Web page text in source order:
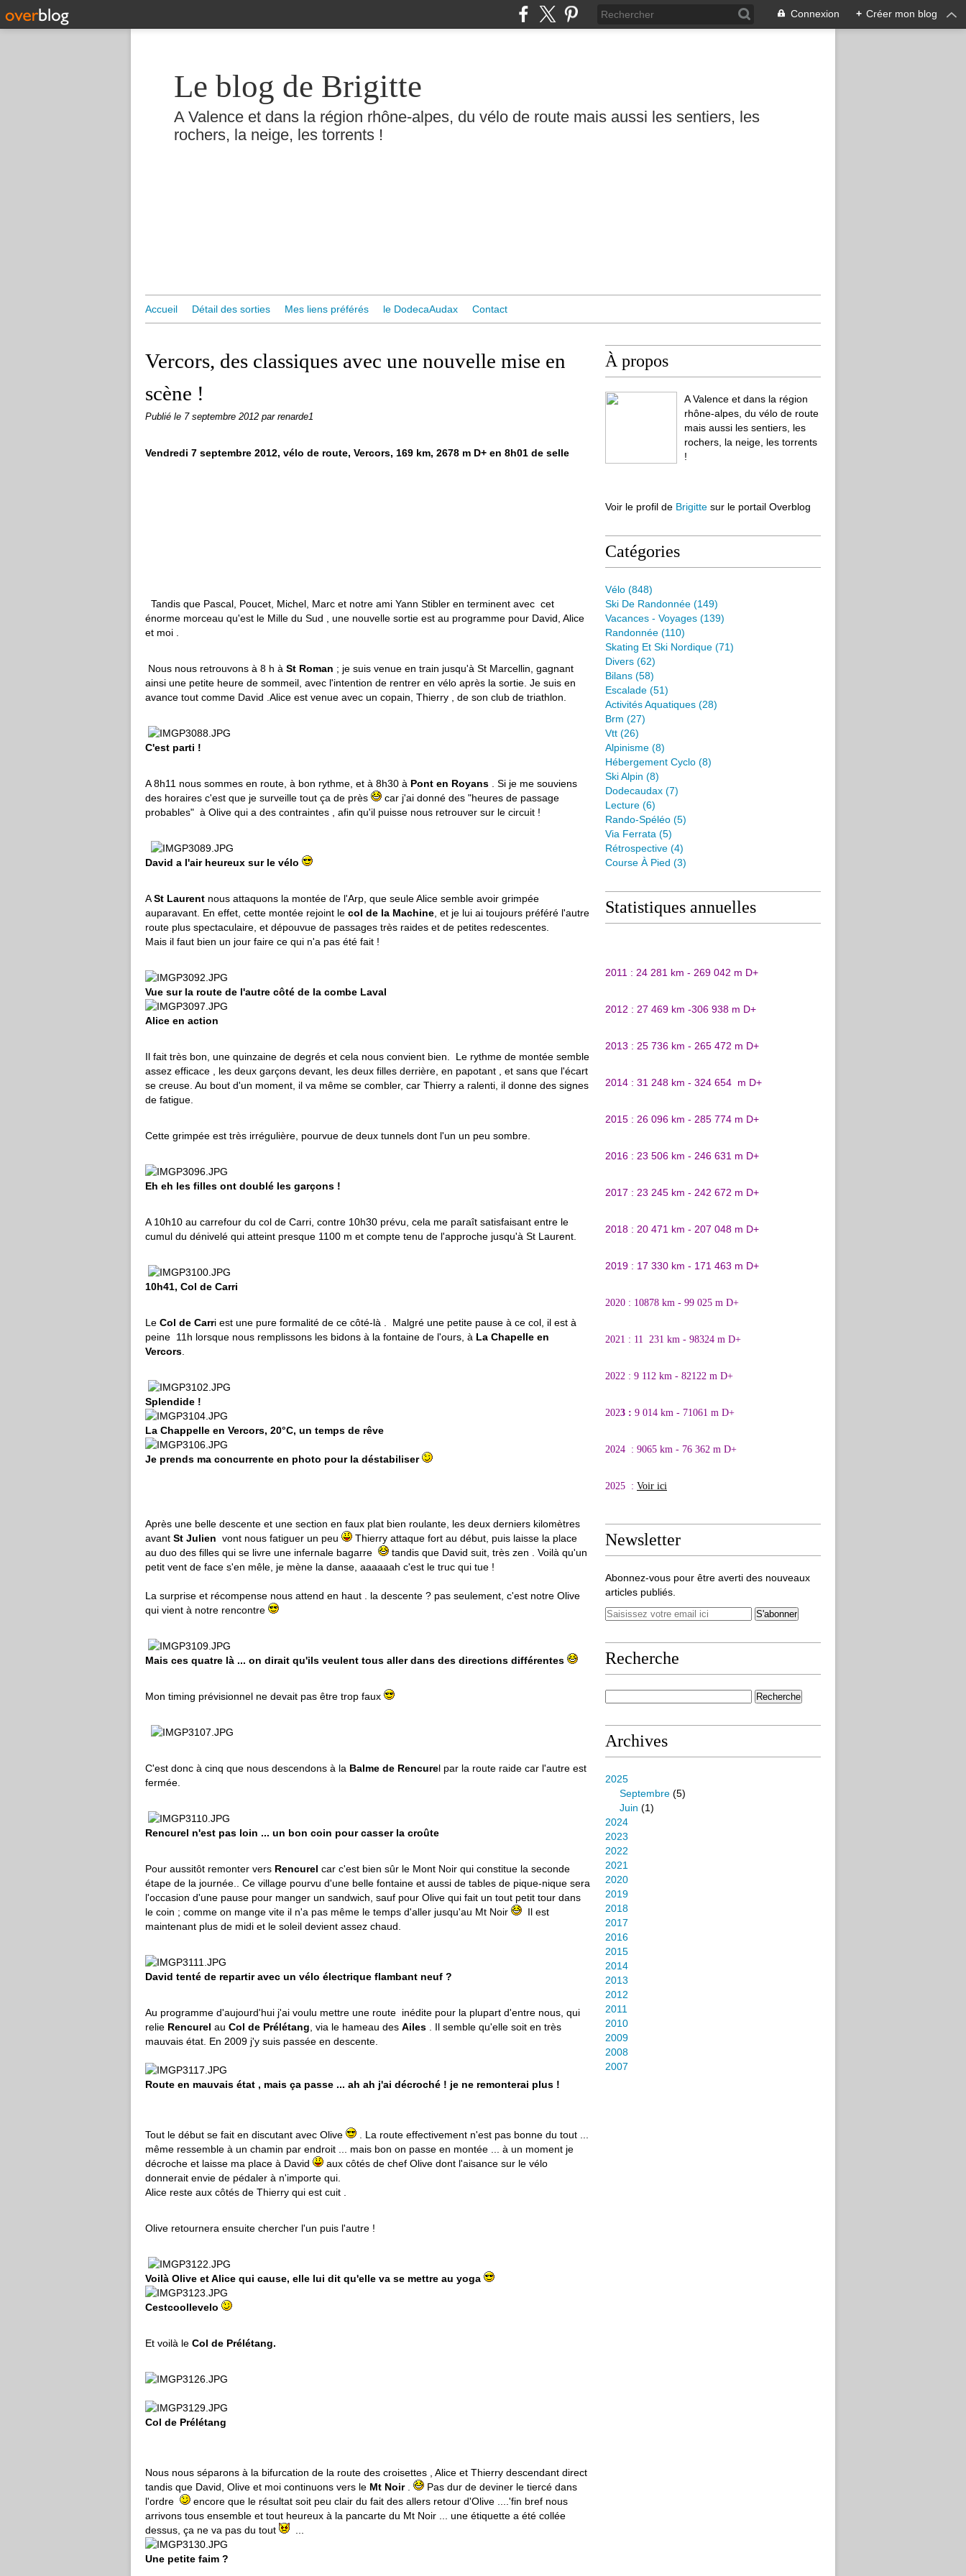
Connexion + Créer mon blog
Le blog de Brigitte
A Valence et dans la région rhône-alpes, du vélo de route mais aussi les sentiers, les
rochers, la neige, les torrents !
Accueil Détail des sorties Mes liens préférés le DodecaAudax Contact
Vercors, des classiques avec une nouvelle mise en
scène !
Publié le 7 septembre 2012 par renarde1
Vendredi 7 septembre 2012, vélo de route, Vercors, 169 km, 2678 m D+ en 8h01 de selle
Tandis que Pascal, Poucet, Michel, Marc et notre ami Yann Stibler en terminent avec cet
énorme morceau qu'est le Mille du Sud , une nouvelle sortie est au programme pour David, Alice
et moi .
Nous nous retrouvons à 8 h à St Roman ; je suis venue en train jusqu'à St Marcellin, gagnant
ainsi une petite heure de sommeil, avec l'intention de rentrer en vélo après la sortie. Je suis en
avance tout comme David .Alice est venue avec un copain, Thierry , de son club de triathlon.
C'est parti !
A 8h11 nous sommes en route, à bon rythme, et à 8h30 à Pont en Royans
. Si je me souviens
des horaires c'est que je surveille tout ça de près
car j'ai donné des "heures de passage
probables" à Olive qui a des contraintes , afin qu'il puisse nous retrouver sur le circuit !
David a l'air heureux sur le vélo
ASt Laurent nous attaquons la montée de l'Arp, que seule Alice semble avoir grimpée
auparavant. En effet, cette montée rejoint le col de la Machine , et je lui ai toujours préféré l'autre
route plus spectaculaire, et dépouvue de passages très raides et de petites redescentes.
Mais il faut bien un jour faire ce qui n'a pas été fait !
Vue sur la route de l'autre côté de la combe Laval
Alice en action
Il fait très bon, une quinzaine de degrés et cela nous convient bien. Le rythme de montée semble
assez efficace , les deux garçons devant, les deux filles derrière, en papotant , et sans que l'écart
se creuse. Au bout d'un moment, il va même se combler, car Thierry a ralenti, il donne des signes
de fatigue.
Cette grimpée est très irrégulière, pourvue de deux tunnels dont l'un un peu sombre.
Eh eh les filles ont doublé les garçons !
A 10h10 au carrefour du col de Carri, contre 10h30 prévu, cela me paraît satisfaisant entre le
cumul du dénivelé qui atteint presque 1100 m et compte tenu de l'approche jusqu'à St Laurent.
10h41, Col de Carri
Le Col de Carri est une pure formalité de ce côté-là . Malgré une petite pause à ce col, il est à
peine 11h lorsque nous remplissons les bidons à la fontaine de l'ours, à La Chapelle en
Vercors
Splendide !
La Chappelle en Vercors, 20°C, un temps de rêve
Je prends ma concurrente en photo pour la déstabiliser
Après une belle descente et une section en faux plat bien roulante, les deux derniers kilomètres
avant St Julien vont nous fatiguer un peu
Thierry attaque fort au début, puis laisse la place
au duo des filles qui se livre une infernale bagarre
tandis que David suit, très zen . Voilà qu'un
petit vent de face s'en mêle, je mène la danse, aaaaaah c'est le truc qui tue !
La surprise et récompense nous attend en haut . la descente ? pas seulement, c'est notre Olive
qui vient à notre rencontre
Mais ces quatre là ... on dirait qu'ils veulent tous aller dans des directions différentes
Mon timing prévisionnel ne devait pas être trop faux
C'est donc à cinq que nous descendons à la Balme de Rencurel par la route raide car l'autre est
fermée.
Rencurel n'est pas loin ... un bon coin pour casser la croûte
Pour aussitôt remonter vers Rencurel car c'est bien sûr le Mont Noir qui constitue la seconde
étape de la journée.. Ce village pourvu d'une belle fontaine et aussi de tables de pique-nique sera
l'occasion d'une pause pour manger un sandwich, sauf pour Olive qui fait un tout petit tour dans
le coin ; comme on mange vite il n'a pas même le temps d'aller jusqu'au Mt Noir
Il est
maintenant plus de midi et le soleil devient assez chaud.
David tenté de repartir avec un vélo électrique flambant neuf ?
Au programme d'aujourd'hui j'ai voulu mettre une route inédite pour la plupart d'entre nous, qui
relie Rencurel au Col de Prélétang , via le hameau des Ailes . Il semble qu'elle soit en très
mauvais état. En 2009 j'y suis passée en descente.
Route en mauvais état , mais ça passe ... ah ah j'ai décroché ! je ne remonterai plus !
Tout le début se fait en discutant avec Olive
. La route effectivement n'est pas bonne du tout ...
même ressemble à un chamin par endroit ... mais bon on passe en montée ... à un moment je
décroche et laisse ma place à David
aux côtés de chef Olive dont l'aisance sur le vélo
donnerait envie de pédaler à n'importe qui.
Alice reste aux côtés de Thierry qui est cuit .
Olive retournera ensuite chercher l'un puis l'autre !
Voilà Olive et Alice qui cause, elle lui dit qu'elle va se mettre au yoga
Cestcoollevelo
Et voilà le Col de Prélétang.
Col de Prélétang
Nous nous séparons à la bifurcation de la route des croisettes , Alice et Thierry descendant direct
tandis que David, Olive et moi continuons vers le Mt Noir.
Pas dur de deviner le tiercé dans
l'ordre
encore que le résultat soit peu clair du fait des allers retour d'Olive ....'fin bref nous
arrivons tous ensemble et tout heureux à la pancarte du Mt Noir ... une étiquette a été collée
dessus, ça ne va pas du tout
Une petite faim ?
À propos
A Valence et dans la région
rhône-alpes, du vélo de route
mais aussi les sentiers, les
rochers, la neige, les torrents
!
Voir le profil de Brigitte sur le portail Overblog
Catégories
Vélo (848)
Ski De Randonnée (149)
Vacances - Voyages (139)
Randonnée (110)
Skating Et Ski Nordique (71)
Divers (62)
Bilans (58)
Escalade (51)
Activités Aquatiques (28)
Brm (27)
Vtt (26)
Alpinisme (8)
Hébergement Cyclo (8)
Ski Alpin (8)
Dodecaudax (7)
Lecture (6)
Rando-Spéléo (5)
Via Ferrata (5)
Rétrospective (4)
Course À Pied (3)
Statistiques annuelles
2011 : 24 281 km - 269 042 m D+
2012 : 27 469 km -306 938 m D+
2013 : 25 736 km - 265 472 m D+
2014 : 31 248 km - 324 654 m D+
2015 : 26 096 km - 285 774 m D+
2016 : 23 506 km - 246 631 m D+
2017 : 23 245 km - 242 672 m D+
2018 : 20 471 km - 207 048 m D+
2019 : 17 330 km - 171 463 m D+
2020 : 10878 km - 99 025 m D+
2021 : 11 231 km - 98324 m D+
2022 : 9 112 km - 82122 m D+
2023 : 9 014 km - 71061 m D+
2024 : 9065 km - 76 362 m D+
2025 : Voir ici
Newsletter
Abonnez-vous pour être averti des nouveaux
articles publiés.
Recherche
Archives
2025
Septembre (5)
Juin (1)
2024
2023
2022
2021
2020
2019
2018
2017
2016
2015
2014
2013
2012
2011
2010
2009
2008
2007